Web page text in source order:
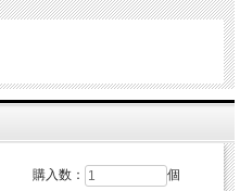
購入数： 個